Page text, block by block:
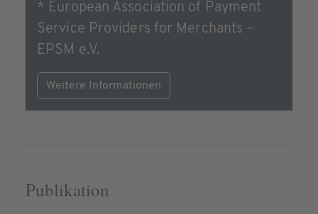
* European Association of Payment
Service Providers for Merchants –
EPSM e.V.
Weitere Informationen
Publikation